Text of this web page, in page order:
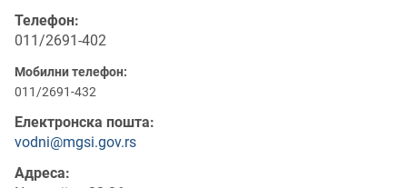
Телефон:
011/2691-402
Мобилни телефон:
011/2691-432
Електронска пошта:
vodni@mgsi.gov.rs
Адреса: